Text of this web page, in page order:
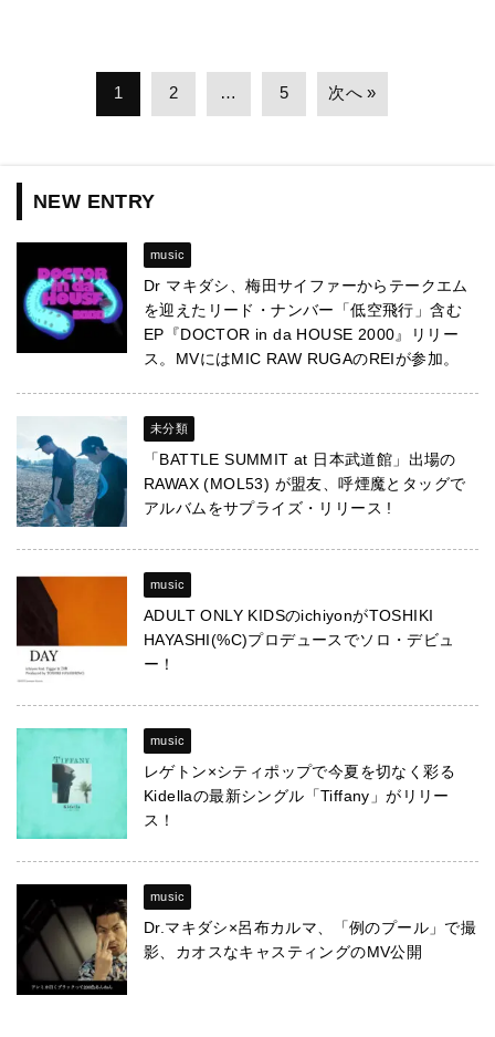
1 2 … 5 次へ »
NEW ENTRY
music
Dr マキダシ、梅田サイファーからテークエム
を迎えたリード・ナンバー「低空飛行」含む
EP『DOCTOR in da HOUSE 2000』リリー
ス。MVにはMIC RAW RUGAのREIが参加。
未分類
「BATTLE SUMMIT at 日本武道館」出場の
RAWAX (MOL53) が盟友、呼煙魔とタッグで
アルバムをサプライズ・リリース !
music
ADULT ONLY KIDSのichiyonがTOSHIKI
HAYASHI(%C)プロデュースでソロ・デビュ
ー！
music
レゲトン×シティポップで今夏を切なく彩る
Kidellaの最新シングル「Tiffany」がリリー
ス！
music
Dr.マキダシ×呂布カルマ、「例のプール」で撮
影、カオスなキャスティングのMV公開